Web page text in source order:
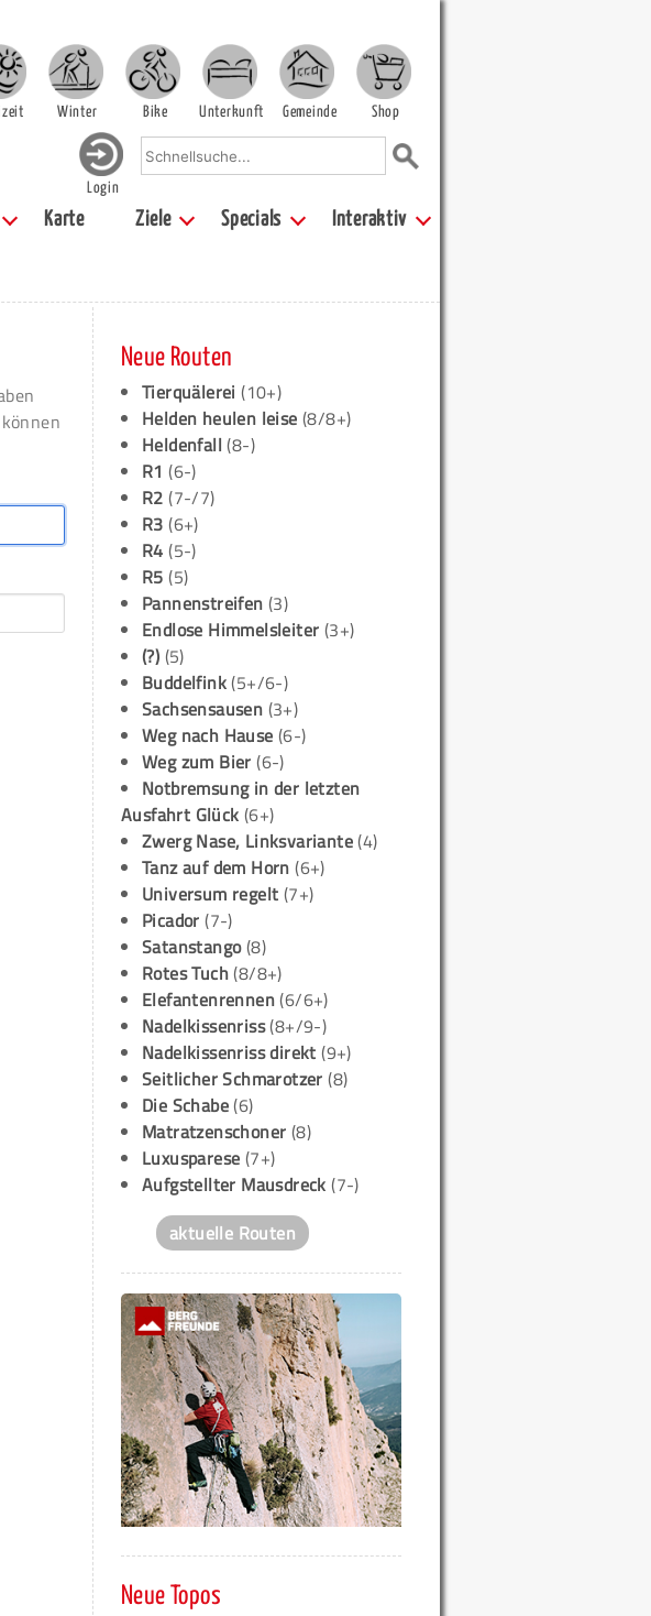
Winter Bike Unterkunft Gemeinde Shop
Login
Karte Ziele Specials Interaktiv
Neue Routen
Tierquälerei (10+)
Helden heulen leise(8/8+)
Heldenfall(8-)
R1 (6-)
R2 (7-/7)
R3 (6+)
R4 (5-)
R5 (5)
Pannenstreifen (3)
Endlose Himmelsleiter (3+)
(?) (5)
Buddelfink(5+/6-)
Sachsensausen (3+)
Weg nach Hause (6-)
Weg zum Bier (6-)
Notbremsung in der letzten
Ausfahrt Glück (6+)
Zwerg Nase, Linksvariante(4)
Tanz auf dem Horn (6+)
Universum regelt (7+)
Picador (7-)
Satanstango(8)
Rotes Tuch(8/8+)
Elefantenrennen(6/6+)
Nadelkissenriss(8+/9-)
Nadelkissenriss direkt (9+)
Seitlicher Schmarotzer (8)
Die Schabe(6)
Matratzenschoner (8)
Luxusparese (7+)
Aufgstellter Mausdreck (7-)
aktuelle Routen
Neue Topos